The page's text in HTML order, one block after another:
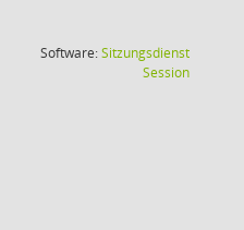
Software:Sitzungsdienst
Session(Wird in